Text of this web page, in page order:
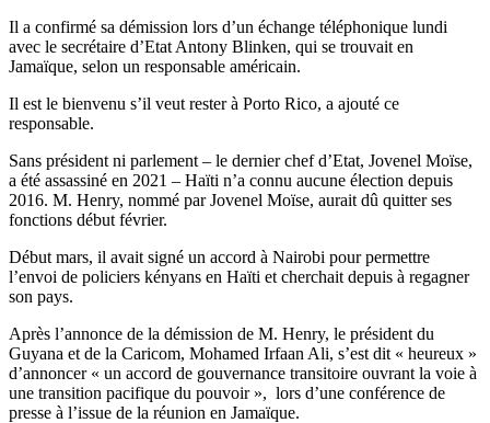
Il a confirmé sa démission lors d’un échange téléphonique lundi
avec le secrétaire d’Etat Antony Blinken, qui se trouvait en
Jamaïque, selon un responsable américain.
Il est le bienvenu s’il veut rester à Porto Rico, a ajouté ce
responsable.
Sans président ni parlement – le dernier chef d’Etat, Jovenel Moïse,
a été assassiné en 2021 – Haïti n’a connu aucune élection depuis
2016. M. Henry, nommé par Jovenel Moïse, aurait dû quitter ses
fonctions début février.
Début mars, il avait signé un accord à Nairobi pour permettre
l’envoi de policiers kényans en Haïti et cherchait depuis à regagner
son pays.
Après l’annonce de la démission de M. Henry, le président du
Guyana et de la Caricom, Mohamed Irfaan Ali, s’est dit « heureux »
d’annoncer « un accord de gouvernance transitoire ouvrant la voie à
une transition pacifique du pouvoir », lors d’une conférence de
presse à l’issue de la réunion en Jamaïque.